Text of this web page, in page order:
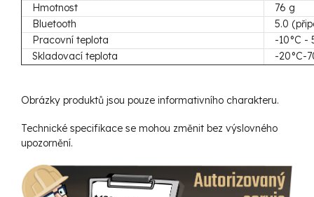
Hmotnost
76 g
Bluetooth
5.0
Pracovní teplota
-10°C -
Skladovací teplota
-20°C-
Obrázky produktů jsou pouze informativního charakteru.
Technické specifikace se mohou změnit bez výslovného
upozornění.